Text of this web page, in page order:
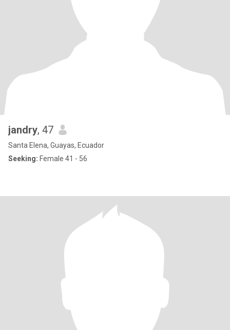
jandry, 47
Santa Elena, Guayas, Ecuador
Seeking: Female 41 - 56